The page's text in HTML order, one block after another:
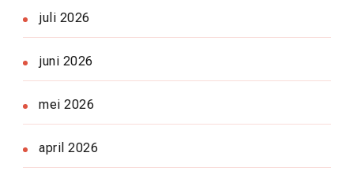
juli 2026
juni 2026
mei 2026
april 2026